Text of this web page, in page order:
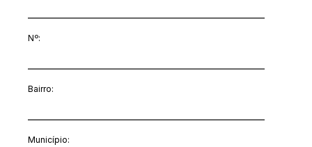
Nº:
Bairro:
Município: